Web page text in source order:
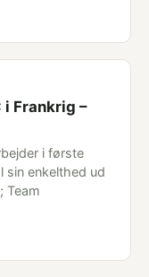
i Frankrig –
i første
sin enkelthed ud
Team